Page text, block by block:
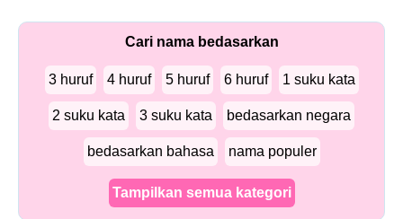
Cari nama bedasarkan
3 huruf 4 huruf 5 huruf 6 huruf 1 suku kata
2 suku kata 3 suku kata bedasarkan negara
bedasarkan bahasa nama populer
Tampilkan semua kategori